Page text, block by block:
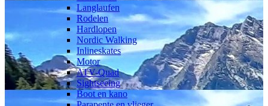
Langlaufen
Rodelen
Hardlopen
Nordic Walking
Inlineskates
Motor
ATV-Quad
Sightseeing
Boot en kano